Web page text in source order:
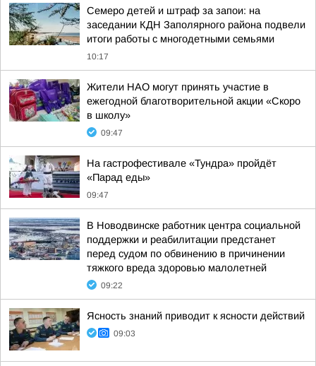
Семеро детей и штраф за запои: на
заседании КДН Заполярного района подвели
итоги работы с многодетными семьями
10:17
Жители НАО могут принять участие в
ежегодной благотворительной акции «Скоро
в школу»
09:47
На гастрофестивале «Тундра» пройдёт
«Парад еды»
09:47
В Новодвинске работник центра социальной
поддержки и реабилитации предстанет
перед судом по обвинению в причинении
тяжкого вреда здоровью малолетней
09:22
Ясность знаний приводит к ясности действий
09:03